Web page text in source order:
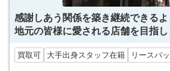
感謝しあう関係を築き継続できる
地元の皆様に愛される店舗を目指し
買取可 大手出身スタッフ在籍 リースバ